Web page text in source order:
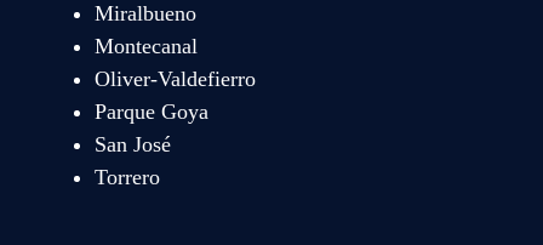
Miralbueno
Montecanal
Oliver-Valdefierro
Parque Goya
San José
Torrero